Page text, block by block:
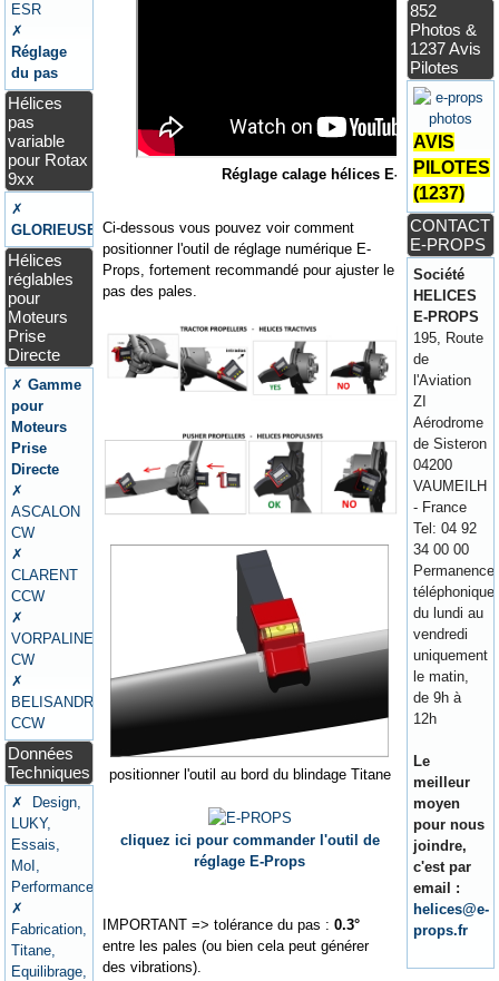
ESR
✗
Réglage
du pas
Hélices
pas
variable
pour Rotax
9xx
✗
GLORIEUSE
Hélices
réglables
pour
Moteurs
Prise
Directe
✗Gamme
pour
Moteurs
Prise
Directe
✗
ASCALON
CW
✗
CLARENT
CCW
✗
VORPALINE
CW
✗
BELISANDRE
CCW
Données
Techniques
✗ Design,
LUKY,
Essais,
MoI,
Performances
✗
Fabrication,
Titane,
Equilibrage,
Réglage calage hélices E-Props
Ci-dessous vous pouvez voir comment
positionner l'outil de réglage numérique E-
Props, fortement recommandé pour ajuster le
pas des pales.
positionner l'outil au bord du blindage Titane
cliquez ici pour commander l'outil de
réglage E-Props
IMPORTANT => tolérance du pas :0.3°
entre les pales (ou bien cela peut générer
des vibrations).
852
Photos &
1237 Avis
Pilotes
AVIS
PILOTES
(1237)
CONTACT
E-PROPS
Société
HELICES
E-PROPS
195, Route
de
l'Aviation
ZI
Aérodrome
de Sisteron
04200
VAUMEILH
- France
Tel: 04 92
34 00 00
Permanence
téléphonique
du lundi au
vendredi
uniquement
le matin,
de 9h à
12h
Le
meilleur
moyen
pour nous
joindre,
c'est par
email :
helices@e-
props.fr